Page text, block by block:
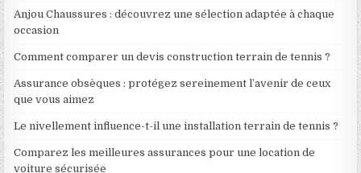
Anjou Chaussures : découvrez une sélection adaptée à chaque
occasion
Comment comparer un devis construction terrain de tennis ?
Assurance obsèques : protégez sereinement l’avenir de ceux
que vous aimez
Le nivellement influence-t-il une installation terrain de tennis ?
Comparez les meilleures assurances pour une location de
voiture sécurisée